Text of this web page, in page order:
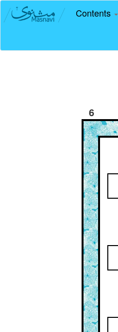
Contents
6